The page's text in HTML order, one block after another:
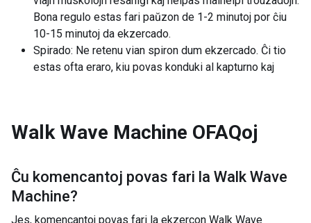
Bona regulo estas fari paŭzon de 1-2 minutoj por ĉiu
10-15 minutoj da ekzercado.
Spirado: Ne retenu vian spiron dum ekzercado. Ĉi tio
estas ofta eraro, kiu povas konduki al kapturno kaj
Walk Wave Machine OFAQoj
Ĉu komencantoj povas fari la Walk Wave
Machine?
Jes, komencantoj povas fari la ekzercon Walk Wave